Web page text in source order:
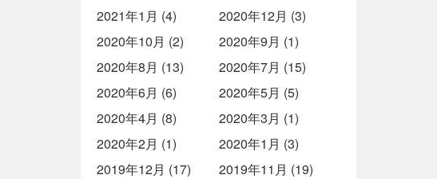
2021年1月 (4)
2020年12月 (3)
2020年10月 (2)
2020年9月 (1)
2020年8月 (13)
2020年7月 (15)
2020年6月 (6)
2020年5月 (5)
2020年4月 (8)
2020年3月 (1)
2020年2月 (1)
2020年1月 (3)
2019年12月 (17)
2019年11月 (19)